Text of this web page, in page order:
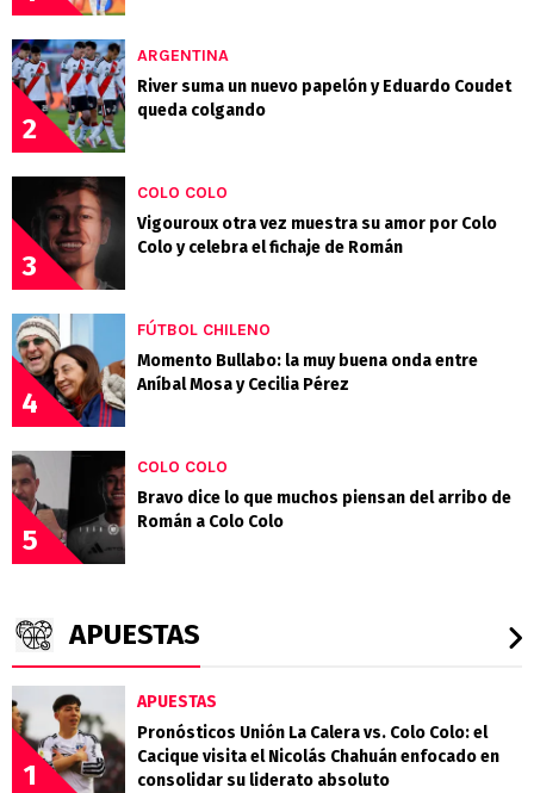
2
ARGENTINA
River suma un nuevo papelón y Eduardo Coudet
queda colgando
3
COLO COLO
Vigouroux otra vez muestra su amor por Colo
Colo y celebra el fichaje de Román
4
FÚTBOL CHILENO
Momento Bullabo: la muy buena onda entre
Aníbal Mosa y Cecilia Pérez
5
COLO COLO
Bravo dice lo que muchos piensan del arribo de
Román a Colo Colo
APUESTAS
1
APUESTAS
Pronósticos Unión La Calera vs. Colo Colo: el
Cacique visita el Nicolás Chahuán enfocado en
consolidar su liderato absoluto